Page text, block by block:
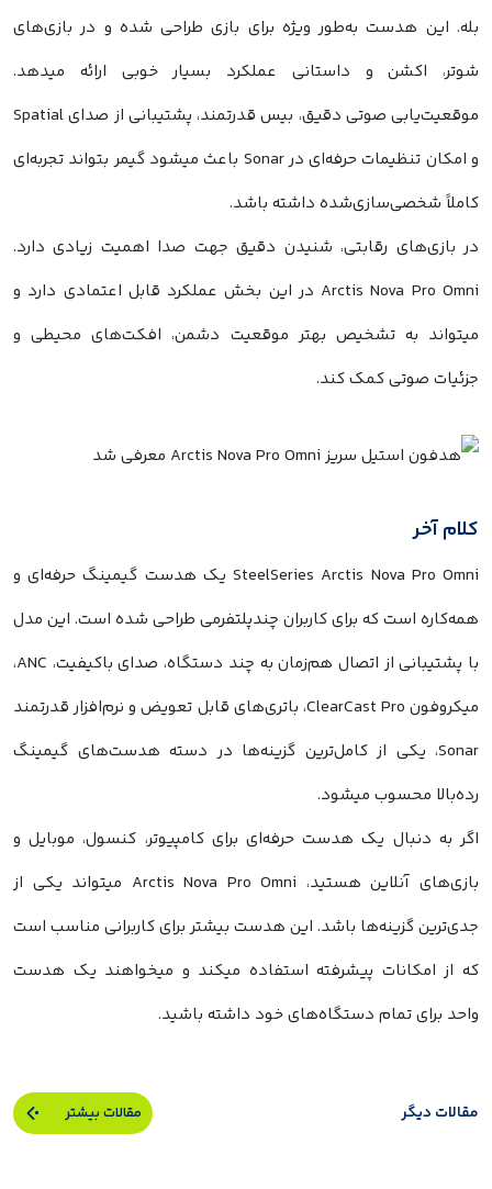
بله. این هدست به‌طور ویژه برای بازی طراحی شده و در بازی‌های
شوتر، اکشن و داستانی عملکرد بسیار خوبی ارائه میدهد.
موقعیت‌یابی صوتی دقیق، بیس قدرتمند، پشتیبانی از صدای Spatial
و امکان تنظیمات حرفه‌ای در Sonar باعث میشود گیمر بتواند تجربه‌ای
کاملاً شخصی‌سازی‌شده داشته باشد.
در بازی‌های رقابتی، شنیدن دقیق جهت صدا اهمیت زیادی دارد.
Arctis Nova Pro Omni در این بخش عملکرد قابل اعتمادی دارد و
میتواند به تشخیص بهتر موقعیت دشمن، افکت‌های محیطی و
جزئیات صوتی کمک کند.
کلام آخر
SteelSeries Arctis Nova Pro Omni یک هدست گیمینگ حرفه‌ای و
همه‌کاره است که برای کاربران چندپلتفرمی طراحی شده است. این مدل
با پشتیبانی از اتصال هم‌زمان به چند دستگاه، صدای باکیفیت، ANC،
میکروفون ClearCast Pro، باتری‌های قابل تعویض و نرم‌افزار قدرتمند
Sonar، یکی از کامل‌ترین گزینه‌ها در دسته هدست‌های گیمینگ
رده‌بالا محسوب میشود.
اگر به دنبال یک هدست حرفه‌ای برای کامپیوتر، کنسول، موبایل و
بازی‌های آنلاین هستید، Arctis Nova Pro Omni میتواند یکی از
جدی‌ترین گزینه‌ها باشد. این هدست بیشتر برای کاربرانی مناسب است
که از امکانات پیشرفته استفاده میکند و میخواهند یک هدست
واحد برای تمام دستگاه‌های خود داشته باشید.
مقالات دیگر مقالات بیشتر